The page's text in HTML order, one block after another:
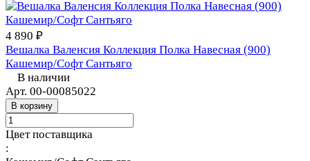
4 890 ₽
Вешалка Валенсия Коллекция Полка Навесная (900)
Кашемир/Софт Сантьяго
В наличии
Арт. 00-00085022
В корзину
Цвет поставщика
: